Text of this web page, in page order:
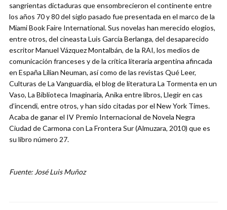
sangrientas dictaduras que ensombrecieron el continente entre
los años 70 y 80 del siglo pasado fue presentada en el marco de la
Miami Book Faire International. Sus novelas han merecido elogios,
entre otros, del cineasta Luis García Berlanga, del desaparecido
escritor Manuel Vázquez Montalbán, de la RAI, los medios de
comunicación franceses y de la crítica literaria argentina afincada
en España Lilian Neuman, así como de las revistas Qué Leer,
Culturas de La Vanguardia, el blog de literatura La Tormenta en un
Vaso, La Biblioteca Imaginaria, Anika entre libros, Llegir en cas
d’incendi, entre otros, y han sido citadas por el New York Times.
Acaba de ganar el IV Premio Internacional de Novela Negra
Ciudad de Carmona con La Frontera Sur (Almuzara, 2010) que es
su libro número 27.
Fuente: José Luis Muñoz